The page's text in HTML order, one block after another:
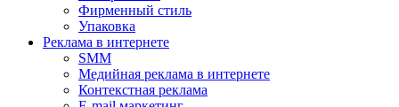
Фирменный стиль
Упаковка
Реклама в интернете
SMM
Медийная реклама в интернете
Контекстная реклама